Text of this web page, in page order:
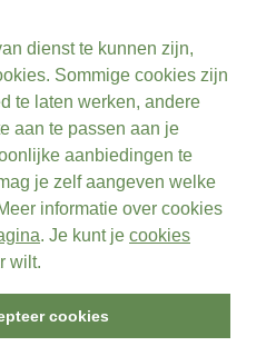
dienst te kunnen zijn,
Sommige cookies zijn
te laten werken, andere
aan te passen aan je
aanbiedingen te
je zelf aangeven welke
informatie over cookies
. Je kunt je cookies
wilt.
cookies